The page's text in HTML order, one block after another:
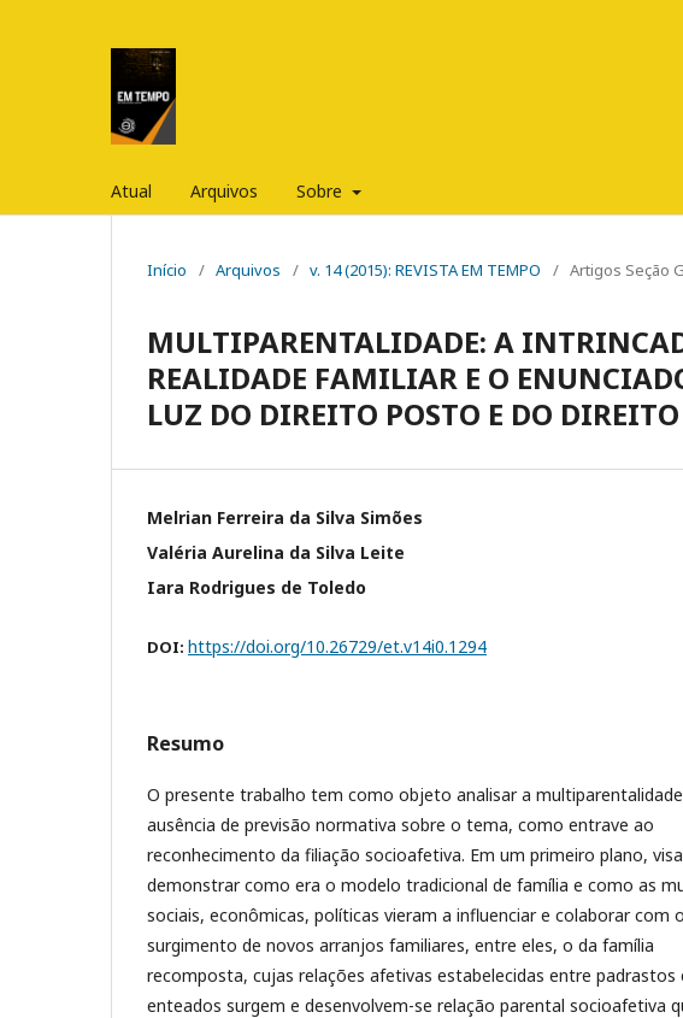
Atual Arquivos Sobre
Início / Arquivos / v. 14 (2015): REVISTA EM TEMPO / Artigos Seção
MULTIPARENTALIDADE: A
REALIDADE FAMILIAR E O
LUZ DO DIREITO POSTO E DO DIREITO
Melrian Ferreira da Silva Simões
Valéria Aurelina da Silva Leite
Iara Rodrigues de Toledo
DOI: https://doi.org/10.26729/et.v14i0.1294
Resumo
O presente trabalho tem como objeto analisar a
ausência de previsão normativa sobre o tema, como entrave ao
reconhecimento da filiação socioafetiva. Em um primeiro plano, visa
demonstrar como era o modelo tradicional de família e como as
sociais, econômicas, políticas vieram a influenciar e colaborar com o
surgimento de novos arranjos familiares, entre eles, o da família
recomposta, cujas relações afetivas estabelecidas entre padrastos
enteados surgem e desenvolvem-se relação parental socioafetiva